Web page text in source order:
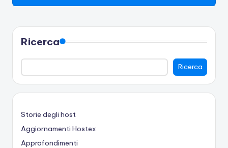
Ricerca
Ricerca
Storie degli host
Aggiornamenti Hostex
Approfondimenti